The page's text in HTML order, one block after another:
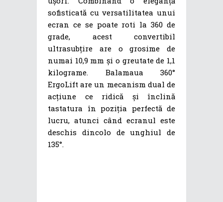
sofisticată cu versatilitatea unui
ecran ce se poate roti la 360 de
grade, acest convertibil
ultrasubțire are o grosime de
numai 10,9 mm și o greutate de 1,1
kilograme. Balamaua 360°
ErgoLift are un mecanism dual de
acțiune ce ridică și înclină
tastatura în poziția perfectă de
lucru, atunci când ecranul este
deschis dincolo de unghiul de
135°.